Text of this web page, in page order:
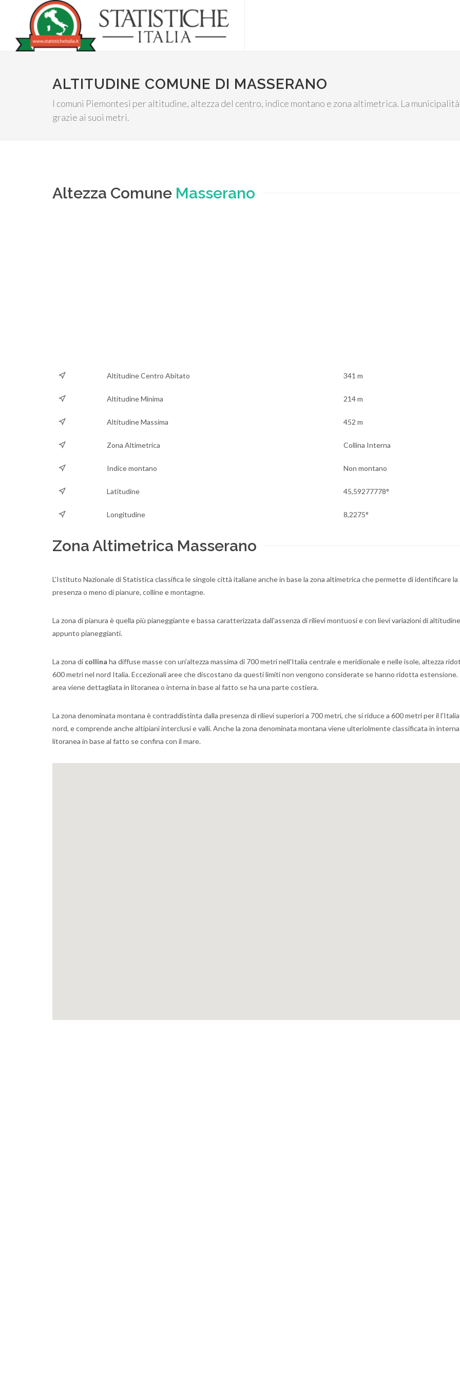
ALTITUDINE COMUNE DI MASSERANO
I comuni Piemontesi per altitudine, altezza del centro, indice montano e zona altimetrica. La
grazie ai suoi metri.
Altezza Comune Masserano
Altitudine Centro Abitato 341 m
Altitudine Minima 214 m
Altitudine Massima 452 m
Zona Altimetrica Collina Interna
Indice montano Non montano
Latitudine 45,59277778°
Longitudine 8,2275°
Zona Altimetrica Masserano
L'Istituto Nazionale di Statistica classifica le singole città italiane anche in base la zona altimetrica che permette di identificare la
presenza o meno di pianure, colline e montagne.
La zona di pianura è quella più pianeggiante e bassa caratterizzata dall'assenza di rilievi montuosi e con lievi variazioni di
appunto pianeggianti.
La zona di collina ha diffuse masse con un'altezza massima di 700 metri nell'Italia centrale e meridionale e nelle isole, altezza
600 metri nel nord Italia. Eccezionali aree che discostano da questi limiti non vengono considerate se hanno ridotta estensione.
area viene dettagliata in litoranea o interna in base al fatto se ha una parte costiera.
La zona denominata montana è contraddistinta dalla presenza di rilievi superiori a 700 metri, che si riduce a 600 metri per il
nord, e comprende anche altipiani interclusi e valli. Anche la zona denominata montana viene ulteriolmente classificata in
litoranea in base al fatto se confina con il mare.